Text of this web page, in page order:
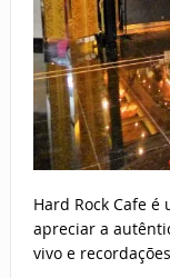
Hard Rock Cafe
apreciar a
vivo e